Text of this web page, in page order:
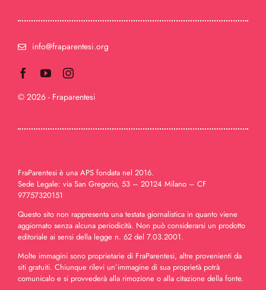
Selezionati per te
Contattaci
info@fraparentesi.org
© 2026 - Fraparentesi
FraParentesi è una APS fondata nel 2016.
Sede Legale: via San Gregorio, 53 – 20124 Milano – CF
97757320151
Questo sito non rappresenta una testata giornalistica in quanto viene
aggiornato senza alcuna periodicità. Non può considerarsi un prodotto
editoriale ai sensi della legge n. 62 del 7.03.2001.
Molte immagini sono proprietarie di FraParentesi, altre provenienti da
siti gratuiti. Chiunque rilevi un’immagine di sua proprietà potrà
comunicalo e si provvederà alla rimozione o alla citazione della fonte.